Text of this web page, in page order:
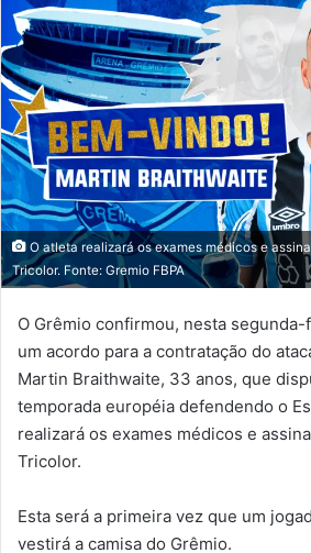
O atleta realizará os exames médicos e
Tricolor. Fonte: Gremio FBPA
O Grêmio confirmou, nesta
um acordo para a contratação do
Martin Braithwaite, 33 anos, que
temporada européia defendendo o
realizará os exames médicos e
Tricolor.
Esta será a primeira vez que um
vestirá a camisa do Grêmio.